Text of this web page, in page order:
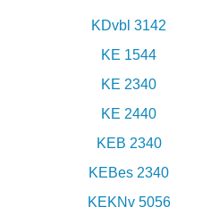
KDvbl 3142
KE 1544
KE 2340
KE 2440
KEB 2340
KEBes 2340
KEKNv 5056